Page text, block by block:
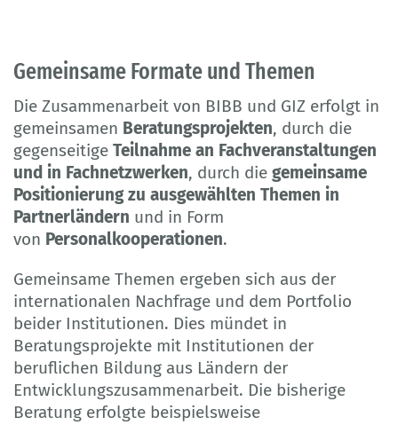
Gemeinsame Formate und Themen
Die Zusammenarbeit von BIBB und GIZ erfolgt in
gemeinsamen Beratungsprojekten, durch die
gegenseitige Teilnahme an Fachveranstaltungen
und in Fachnetzwerken, durch die gemeinsame
Positionierung zu ausgewählten Themen in
Partnerländern und in Form
von Personalkooperationen.
Gemeinsame Themen ergeben sich aus der
internationalen Nachfrage und dem Portfolio
beider Institutionen. Dies mündet in
Beratungsprojekte mit Institutionen der
beruflichen Bildung aus Ländern der
Entwicklungszusammenarbeit. Die bisherige
Beratung erfolgte beispielsweise